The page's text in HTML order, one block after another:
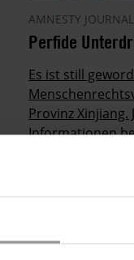
AMNESTY JOURNAL
Perfide
Es ist still
Provinz
Informationen